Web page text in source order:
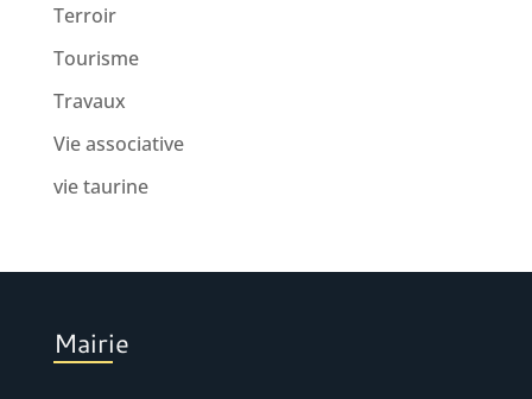
Terroir
Tourisme
Travaux
Vie associative
vie taurine
Mairie